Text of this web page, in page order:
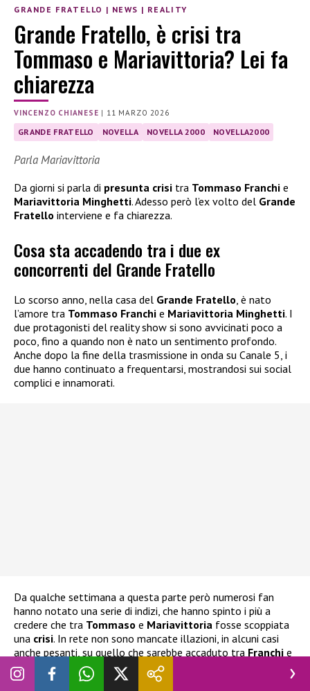
GRANDE FRATELLO | NEWS | REALITY
Grande Fratello, è crisi tra
Tommaso e Mariavittoria? Lei fa
chiarezza
VINCENZO CHIANESE | 11 MARZO 2026
GRANDE FRATELLO NOVELLA NOVELLA 2000 NOVELLA2000
Parla Mariavittoria
Da giorni si parla di presunta crisi tra Tommaso Franchi e
Mariavittoria Minghetti. Adesso però l’ex volto del Grande
Fratello interviene e fa chiarezza.
Cosa sta accadendo tra i due ex
concorrenti del Grande Fratello
Lo scorso anno, nella casa del Grande Fratello , è nato
l’amore tra Tommaso Franchi e Mariavittoria Minghetti. I
due protagonisti del reality show si sono avvicinati poco a
poco, fino a quando non è nato un sentimento profondo.
Anche dopo la fine della trasmissione in onda su Canale 5, i
due hanno continuato a frequentarsi, mostrandosi sui social
complici e innamorati.
Da qualche settimana a questa parte però numerosi fan
hanno notato una serie di indizi, che hanno spinto i più a
credere che tra Tommaso e Mariavittoria fosse scoppiata
una crisi. In rete non sono mancate illazioni, in alcuni casi
anche pesanti, su quello che sarebbe accaduto tra Franchi e
la Minghetti
. Poche ore fa così, a seguito delle insistenti
voci di corridoio, l’ex gieffina ha deciso di intervenire per la